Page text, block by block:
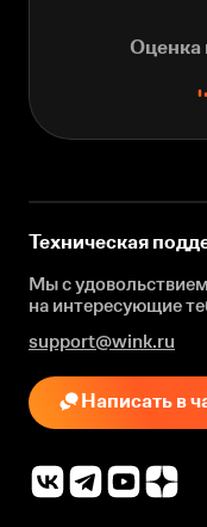
Оценка
Техническая
Мы с
на интересующие
support@wink.ru
Написать в